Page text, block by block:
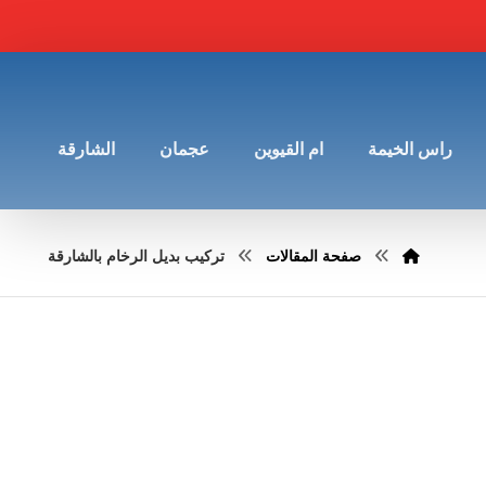
راس الخيمة ام القيوين عجمان الشارقة
صفحة المقالات تركيب بديل الرخام بالشارقة